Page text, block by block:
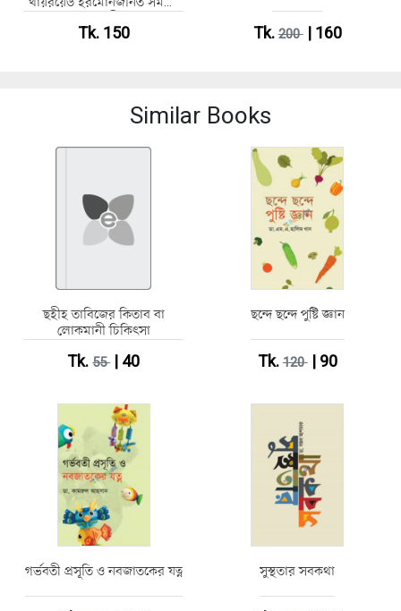
Tk. 150 Tk.200| 160
Similar Books
ছহীহ তাবিজের কিতাব বা
লোকমানী চিকিৎসা
Tk.55| 40
ছন্দে ছন্দে পুষ্টি জ্ঞান
Tk.120| 90
গর্ভবতী প্রসূতি ও নবজাতকের যত্ন সুস্থতার সবকথা